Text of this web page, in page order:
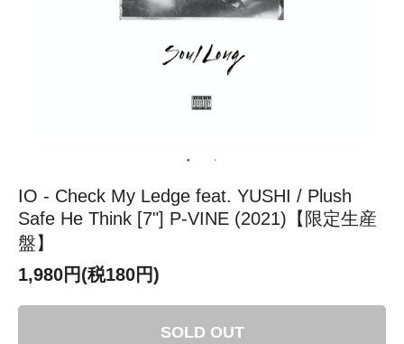
IO - Check My Ledge feat. YUSHI / Plush
Safe He Think [7"] P-VINE (2021)【限定生産
盤】
1,980円(税180円)
SOLD OUT